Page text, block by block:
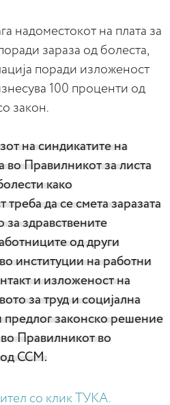
надоместокот на плата за
зараза од болеста,
поради изложеност
100 проценти од
закон.
на синдикатите на
во Правилникот за листа
како
да се смета заразата
за здравствените
од други
институции на работни
и изложеност на
за труд и социјална
законско решение
Правилникот во
од ССМ.
со клик ТУКА.